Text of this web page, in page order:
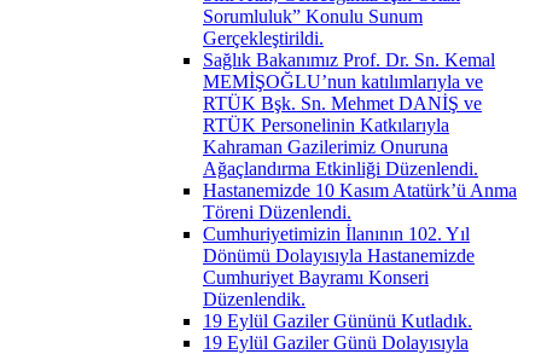
Sorumluluk” Konulu Sunum
Gerçekleştirildi.
Sağlık Bakanımız Prof. Dr. Sn. Kemal
MEMİŞOĞLU’nun katılımlarıyla ve
RTÜK Bşk. Sn. Mehmet DANİŞ ve
RTÜK Personelinin Katkılarıyla
Kahraman Gazilerimiz Onuruna
Ağaçlandırma Etkinliği Düzenlendi.
Hastanemizde 10 Kasım Atatürk’ü Anma
Töreni Düzenlendi.
Cumhuriyetimizin İlanının 102. Yıl
Dönümü Dolayısıyla Hastanemizde
Cumhuriyet Bayramı Konseri
Düzenlendik.
19 Eylül Gaziler Gününü Kutladık.
19 Eylül Gaziler Günü Dolayısıyla